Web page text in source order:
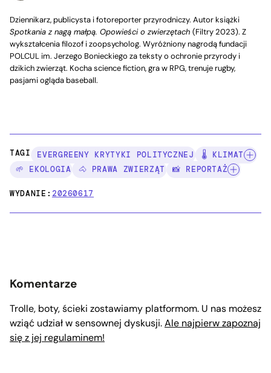
Dziennikarz, publicysta i fotoreporter przyrodniczy. Autor książki
Spotkania z nagą małpą. Opowieści o zwierzętach (Filtry 2023). Z
wykształcenia filozof i zoopsycholog. Wyróżniony nagrodą fundacji
POLCUL im. Jerzego Bonieckiego za teksty o ochronie przyrody i
dzikich zwierząt. Kocha science fiction, gra w RPG, trenuje rugby,
pasjami ogląda baseball.
TAGI: EVERGREENY KRYTYKI POLITYCZNEJ
🌡️ KLIMAT
🌱 EKOLOGIA
🐴 PRAWA ZWIERZĄT 📸 REPORTAŻ
WYDANIE:20260617
Komentarze
Trolle, boty, ścieki zostawiamy platformom. U nas możesz
wziąć udział w sensownej dyskusji.Ale najpierw zapoznaj
się z jej regulaminem!